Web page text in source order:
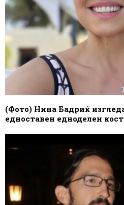
(Фото) Нина Бадриќ
едноставен едноделен